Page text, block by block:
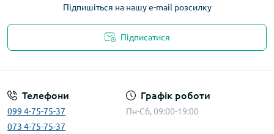
Підпишіться на нашу e-mail розсилку
Підписатися
Телефони
099 4-75-75-37
073 4-75-75-37
Графік роботи
Пн-Сб, 09:00-19:00